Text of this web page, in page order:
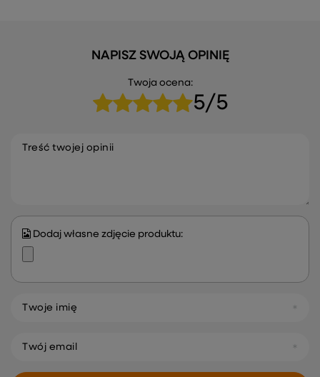
NAPISZ SWOJĄ OPINIĘ
Twoja ocena:
5/5
Treść twojej opinii
Dodaj własne zdjęcie produktu:
Twoje imię
Twój email